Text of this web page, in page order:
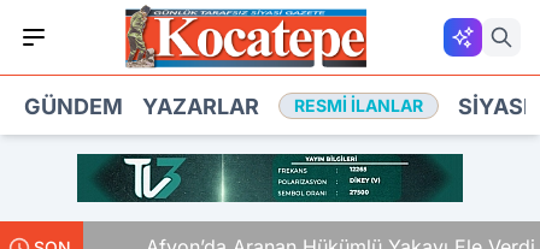
GÜNDEM YAZARLAR RESMI İLANLAR